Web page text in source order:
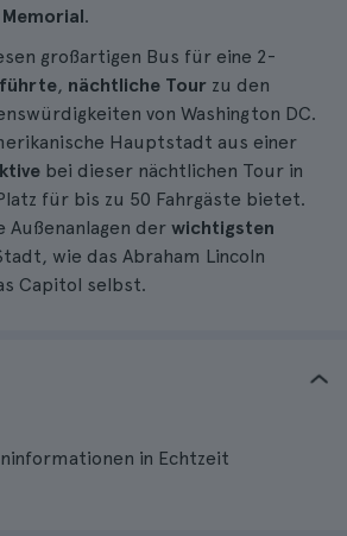
.
großartigen Bus für eine 2-
, nächtliche Tour zu den
von Washington DC.
Hauptstadt aus einer
bei dieser nächtlichen Tour in
für bis zu 50 Fahrgäste bietet.
Außenanlagen der wichtigsten
wie das Abraham Lincoln
Capitol selbst.
in Echtzeit